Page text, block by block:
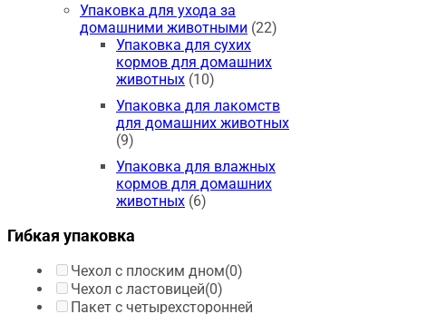
Упаковка для ухода за
домашними животными (22)
Упаковка для сухих
кормов для домашних
животных (10)
Упаковка для лакомств
для домашних животных
(9)
Упаковка для влажных
кормов для домашних
животных (6)
Гибкая упаковка
Чехол с плоским дном(0)
Чехол с ластовицей(0)
Пакет с четырехсторонней